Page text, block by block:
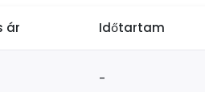
ár Időtartam
-